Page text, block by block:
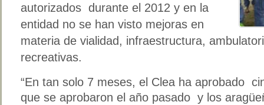
autorizados durante el 2012 y en la
entidad no se han visto mejoras en
materia de vialidad, infraestructura,
recreativas.
“En tan solo 7 meses, el Clea ha aprobado
que se aprobaron el año pasado y los